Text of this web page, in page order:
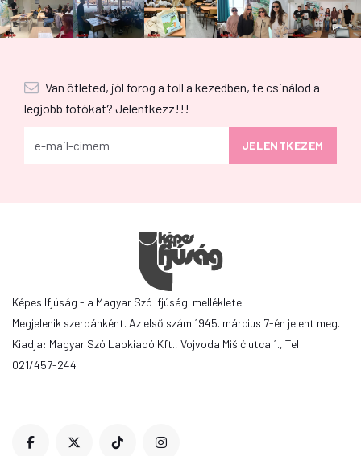
Van ötleted, jól forog a toll a kezedben, te csinálod a
legjobb fotókat? Jelentkezz!!!
Képes Ifjúság - a Magyar Szó ifjúsági melléklete
Megjelenik szerdánként. Az első szám 1945. március 7-én jelent meg.
Kiadja: Magyar Szó Lapkiadó Kft., Vojvoda Mišić utca 1., Tel:
021/457-244